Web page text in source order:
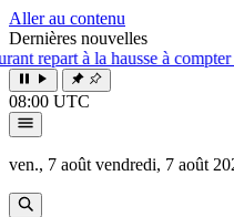
Aller au contenu
Dernières nouvelles
la hausse à compter du 1er août
08:00 UTC
ven., 7 août vendredi, 7 août